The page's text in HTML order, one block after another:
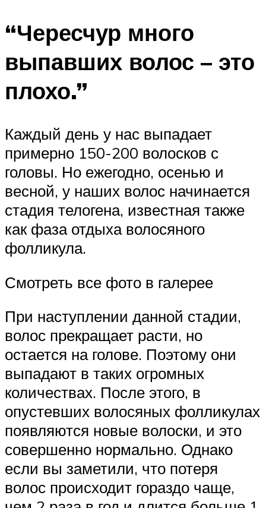
“Чересчур много
выпавших волос – это
плохо.”
Каждый день у нас выпадает
примерно 150-200 волосков с
головы. Но ежегодно, осенью и
весной, у наших волос начинается
стадия телогена, известная также
как фаза отдыха волосяного
фолликула.
Смотреть все фото в галерее
При наступлении данной стадии,
волос прекращает расти, но
остается на голове. Поэтому они
выпадают в таких огромных
количествах. После этого, в
опустевших волосяных фолликулах
появляются новые волоски, и это
совершенно нормально. Однако
если вы заметили, что потеря
волос происходит гораздо чаще,